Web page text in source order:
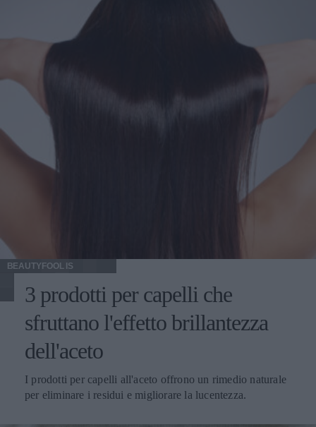
BEAUTYFOOL IS
3 prodotti per capelli che
sfruttano l'effetto brillantezza
dell'aceto
I prodotti per capelli all'aceto offrono un rimedio naturale
per eliminare i residui e migliorare la lucentezza.